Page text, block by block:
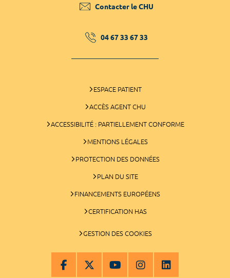
Contacter le CHU
04 67 33 67 33
ESPACE PATIENT
ACCÈS AGENT CHU
ACCESSIBILITÉ : PARTIELLEMENT CONFORME
MENTIONS LÉGALES
PROTECTION DES DONNÉES
PLAN DU SITE
FINANCEMENTS EUROPÉENS
CERTIFICATION HAS
GESTION DES COOKIES